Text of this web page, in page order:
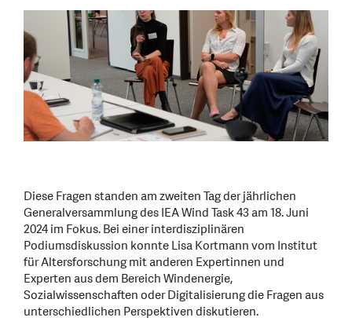
Diese Fragen standen am zweiten Tag der jährlichen
Generalversammlung des IEA Wind Task 43 am 18. Juni
2024 im Fokus. Bei einer interdisziplinären
Podiumsdiskussion konnte Lisa Kortmann vom Institut
für Altersforschung mit anderen Expertinnen und
Experten aus dem Bereich Windenergie,
Sozialwissenschaften oder Digitalisierung die Fragen aus
unterschiedlichen Perspektiven diskutieren.